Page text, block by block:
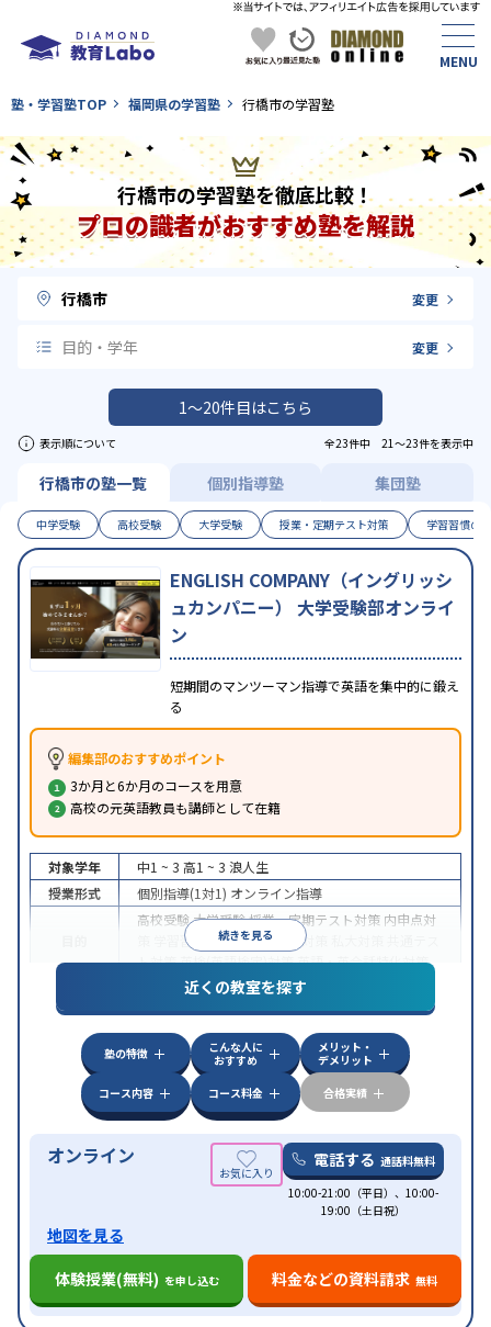
塾・学習塾TOP 福岡県の学習塾 行橋市の学習塾
行橋市の学習塾を徹底比較！
プロの識者がおすすめ塾を解説
行橋市 変更
目的・学年 変更
1〜20件目はこちら
表示順について 全23件中 21〜23件を表示中
行橋市の塾一覧 個別指導塾 集団塾
中学受験 高校受験 大学受験 授業・定期テスト対策 学習習慣の
ENGLISH COMPANY（イングリッシ
ュカンパニー） 大学受験部オンライ
ン
短期間のマンツーマン指導で英語を集中的に鍛え
る
編集部のおすすめポイント
3か月と6か月のコースを用意
高校の元英語教員も講師として在籍
続きを見る
対象学年 中1 ~ 3 高1 ~ 3 浪人生
授業形式
個別指導(1対1) オンライン指導
高校受験大学受験授業・定期テスト対策 内申点対
学習習慣の定着国公立大対策
ト対策英検(英語検定)対策英語・英会話特化対策
特徴
中高一貫校生に対応授業の振替可能
学習にPC・タブレットを利用オンライン対応1
科目から受講可能
近くの教室を探す
塾の特徴
こんな人に
おすすめ
メリット・
デメリット
コース内容
コース料金 合格実績
オンライン 電話する 通話料無料
10:00-21:00（平日）、10:00-
19:00（土日祝）
地図を見る
体験授業(無料) を申し込む 料金などの資料請求 無料